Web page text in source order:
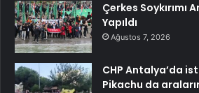
Çerkes Soykırımı
Yapıldı
Ağustos 7, 2026
CHP Antalya’da
Pikachu da